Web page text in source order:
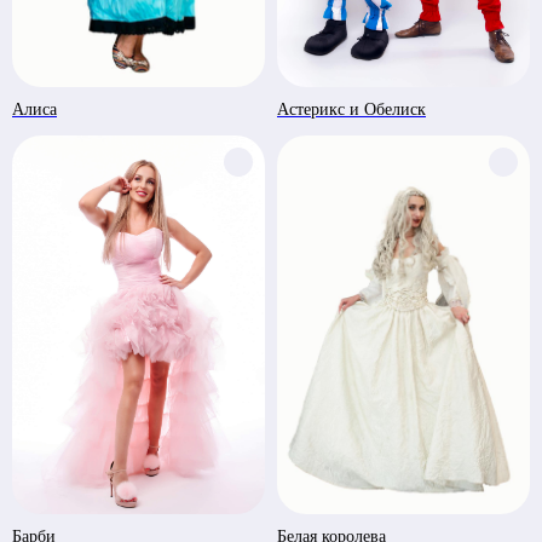
Алиса Астерикс и Обелиск
Барби Белая королева